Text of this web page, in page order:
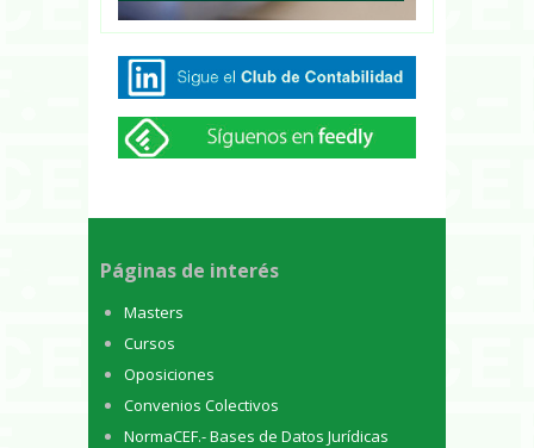
Páginas de interés
Masters
Cursos
Oposiciones
Convenios Colectivos
NormaCEF.- Bases de Datos Jurídicas